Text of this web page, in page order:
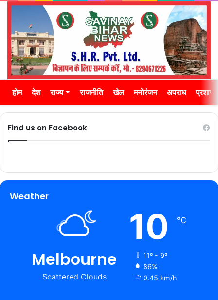
होम देश राज्य राजनीति खेल मनोरंजन अपराध
Find us on Facebook
Weather
Melbourne
Scattered Clouds
10 ℃
11º - 9º
86%
0.45 km/h